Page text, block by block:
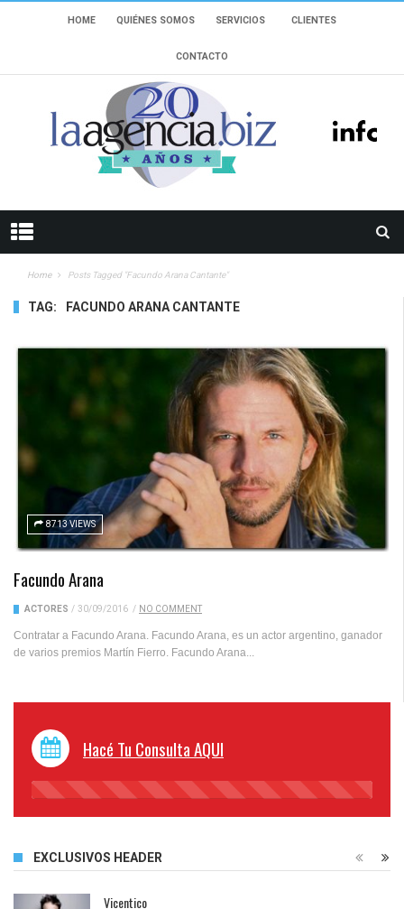
HOME QUIÉNES SOMOS SERVICIOS CLIENTES
CONTACTO
Home Posts Tagged "Facundo Arana Cantante"
TAG: FACUNDO ARANA CANTANTE
8713 VIEWS
Facundo Arana
ACTORES / 30/09/2016 / NO COMMENT
Contratar a Facundo Arana. Facundo Arana, es un actor argentino, ganador
de varios premios Martín Fierro. Facundo Arana...
Hacé Tu Consulta AQUI
45%
EXCLUSIVOS HEADER
Vicentico